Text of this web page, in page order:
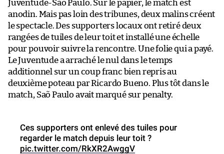
Juventude-São Paulo. Sur le papier, le match est
anodin. Mais pas loin des tribunes, deux malins créent
le spectacle. Des supporters locaux ont retiré deux
rangées de tuiles de leur toit et installé une échelle
pour pouvoir suivre la rencontre. Une folie qui a payé.
Le Juventude a arraché le nul dans le temps
additionnel sur un coup franc bien repris au
deuxième poteau par Ricardo Bueno. Plus tôt dans le
match, Saõ Paulo avait marqué sur penalty.
Ces supporters ont enlevé des tuiles pour
regarder le match depuis leur toit ?
pic.twitter.com/RkXR2AwggV